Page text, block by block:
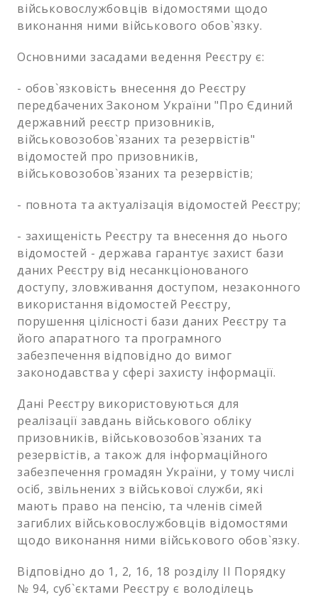
військовослужбовців відомостями щодо
виконання ними військового обов`язку.
Основними засадами ведення Реєстру є:
- обов`язковість внесення до Реєстру
передбачених Законом України "Про Єдиний
державний реєстр призовників,
військовозобов`язаних та резервістів"
відомостей про призовників,
військовозобов`язаних та резервістів;
- повнота та актуалізація відомостей Реєстру;
- захищеність Реєстру та внесення до нього
відомостей - держава гарантує захист бази
даних Реєстру від несанкціонованого
доступу, зловживання доступом, незаконного
використання відомостей Реєстру,
порушення цілісності бази даних Реєстру та
його апаратного та програмного
забезпечення відповідно до вимог
законодавства у сфері захисту інформації.
Дані Реєстру використовуються для
реалізації завдань військового обліку
призовників, військовозобов`язаних та
резервістів, а також для інформаційного
забезпечення громадян України, у тому числі
осіб, звільнених з військової служби, які
мають право на пенсію, та членів сімей
загиблих військовослужбовців відомостями
щодо виконання ними військового обов`язку.
Відповідно до 1, 2, 16, 18 розділу ІІ Порядку
№ 94, суб`єктами Реєстру є володілець